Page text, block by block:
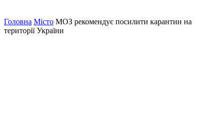
Головна Місто МОЗ рекомендує посилити карантин на
території України